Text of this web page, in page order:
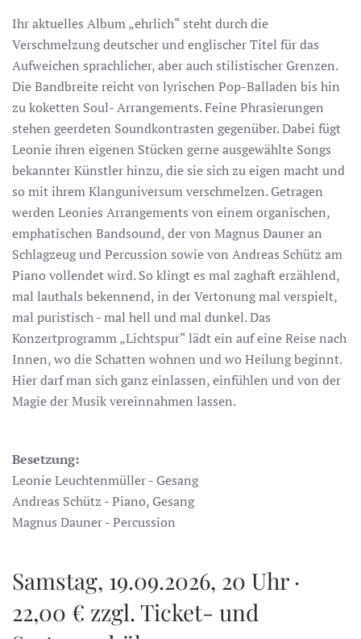
Ihr aktuelles Album „ehrlich“ steht durch die
Verschmelzung deutscher und englischer Titel für das
Aufweichen sprachlicher, aber auch stilistischer Grenzen.
Die Bandbreite reicht von lyrischen Pop-Balladen bis hin
zu koketten Soul- Arrangements. Feine Phrasierungen
stehen geerdeten Soundkontrasten gegenüber. Dabei fügt
Leonie ihren eigenen Stücken gerne ausgewählte Songs
bekannter Künstler hinzu, die sie sich zu eigen macht und
so mit ihrem Klanguniversum verschmelzen. Getragen
werden Leonies Arrangements von einem organischen,
emphatischen Bandsound, der von Magnus Dauner an
Schlagzeug und Percussion sowie von Andreas Schütz am
Piano vollendet wird. So klingt es mal zaghaft erzählend,
mal lauthals bekennend, in der Vertonung mal verspielt,
mal puristisch - mal hell und mal dunkel. Das
Konzertprogramm „Lichtspur“ lädt ein auf eine Reise nach
Innen, wo die Schatten wohnen und wo Heilung beginnt.
Hier darf man sich ganz einlassen, einfühlen und von der
Magie der Musik vereinnahmen lassen.
Besetzung:
Leonie Leuchtenmüller - Gesang
Andreas Schütz - Piano, Gesang
Magnus Dauner - Percussion
Samstag, 19.09.2026, 20 Uhr ·
22,00 € zzgl. Ticket- und